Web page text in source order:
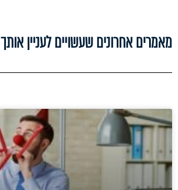
מאמרים אחרונים שעשויים לעניין אותך